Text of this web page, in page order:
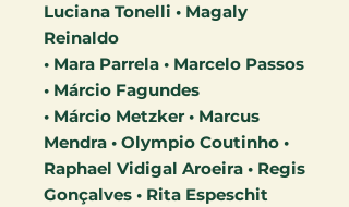
Luciana Tonelli • Magaly
Reinaldo
• Mara Parrela • Marcelo Passos
• Márcio Fagundes
• Márcio Metzker • Marcus
Mendra • Olympio Coutinho •
Raphael Vidigal Aroeira • Regis
Gonçalves • Rita Espeschit